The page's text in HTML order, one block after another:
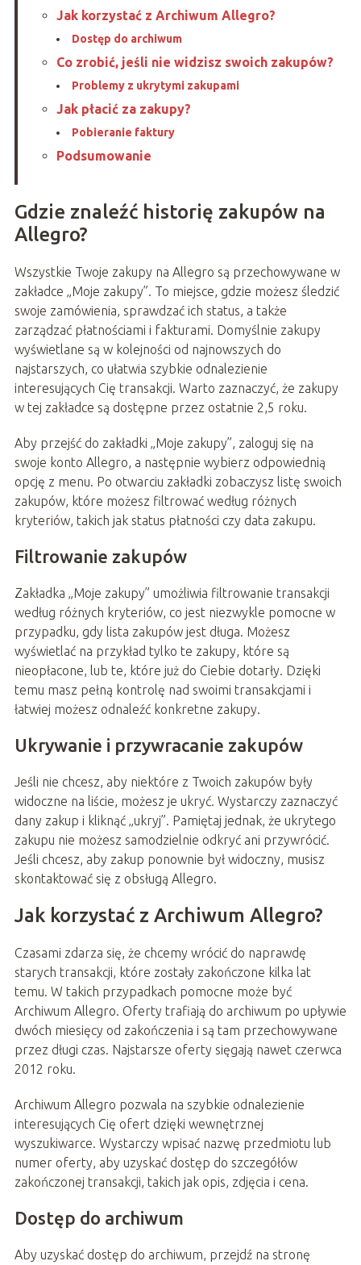
Jak korzystać z Archiwum Allegro?
Dostęp do archiwum
Co zrobić, jeśli nie widzisz swoich zakupów?
Problemy z ukrytymi zakupami
Jak płacić za zakupy?
Pobieranie faktury
Podsumowanie
Gdzie znaleźć historię zakupów na
Allegro?
Wszystkie Twoje zakupy na Allegro są przechowywane w
zakładce „Moje zakupy”. To miejsce, gdzie możesz śledzić
swoje zamówienia, sprawdzać ich status, a także
zarządzać płatnościami i fakturami. Domyślnie zakupy
wyświetlane są w kolejności od najnowszych do
najstarszych, co ułatwia szybkie odnalezienie
interesujących Cię transakcji. Warto zaznaczyć, że zakupy
w tej zakładce są dostępne przez ostatnie 2,5 roku.
Aby przejść do zakładki „Moje zakupy”, zaloguj się na
swoje konto Allegro, a następnie wybierz odpowiednią
opcję z menu. Po otwarciu zakładki zobaczysz listę swoich
zakupów, które możesz filtrować według różnych
kryteriów, takich jak status płatności czy data zakupu.
Filtrowanie zakupów
Zakładka „Moje zakupy” umożliwia filtrowanie transakcji
według różnych kryteriów, co jest niezwykle pomocne w
przypadku, gdy lista zakupów jest długa. Możesz
wyświetlać na przykład tylko te zakupy, które są
nieopłacone, lub te, które już do Ciebie dotarły. Dzięki
temu masz pełną kontrolę nad swoimi transakcjami i
łatwiej możesz odnaleźć konkretne zakupy.
Ukrywanie i przywracanie zakupów
Jeśli nie chcesz, aby niektóre z Twoich zakupów były
widoczne na liście, możesz je ukryć. Wystarczy zaznaczyć
dany zakup i kliknąć „ukryj”. Pamiętaj jednak, że ukrytego
zakupu nie możesz samodzielnie odkryć ani przywrócić.
Jeśli chcesz, aby zakup ponownie był widoczny, musisz
skontaktować się z obsługą Allegro.
Jak korzystać z Archiwum Allegro?
Czasami zdarza się, że chcemy wrócić do naprawdę
starych transakcji, które zostały zakończone kilka lat
temu. W takich przypadkach pomocne może być
Archiwum Allegro. Oferty trafiają do archiwum po upływie
dwóch miesięcy od zakończenia i są tam przechowywane
przez długi czas. Najstarsze oferty sięgają nawet czerwca
2012 roku.
Archiwum Allegro pozwala na szybkie odnalezienie
interesujących Cię ofert dzięki wewnętrznej
wyszukiwarce. Wystarczy wpisać nazwę przedmiotu lub
numer oferty, aby uzyskać dostęp do szczegółów
zakończonej transakcji, takich jak opis, zdjęcia i cena.
Dostęp do archiwum
Aby uzyskać dostęp do archiwum, przejdź na stronę